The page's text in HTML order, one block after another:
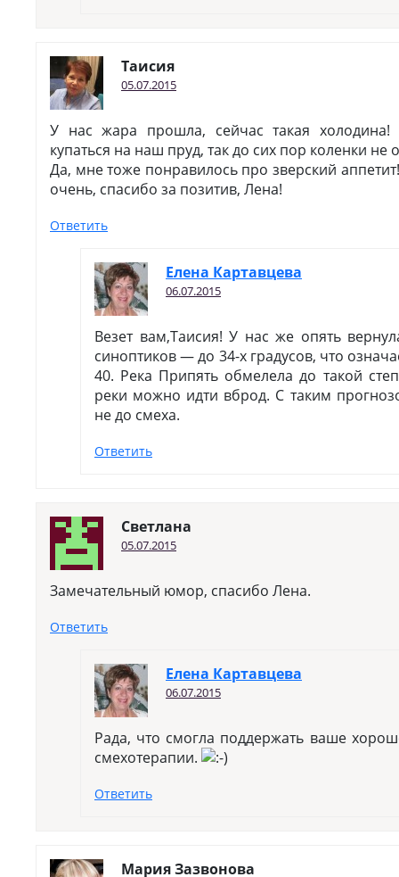
Таисия
05.07.2015
У нас жара прошла, сейчас такая холодина!
купаться на наш пруд, так до сих пор коленки не
Да, мне тоже понравилось про зверский
очень, спасибо за позитив, Лена!
Ответить
Елена Картавцева
06.07.2015
Везет вам,Таисия! У нас же опять
синоптиков — до 34-х градусов, что
40. Река Припять обмелела до такой
реки можно идти вброд. С таким
не до смеха.
Ответить
Светлана
05.07.2015
Замечательный юмор, спасибо Лена.
Ответить
Елена Картавцева
06.07.2015
Рада, что смогла поддержать ваше
смехотерапии.
Ответить
Мария Зазвонова